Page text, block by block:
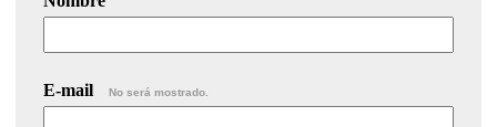
E-mail No será mostrado.